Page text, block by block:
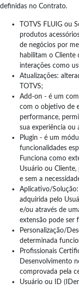
definidas no Contrato.
TOTVS FLUIG ou
produtos
de negócios por
habilitam o Cliente
interações como
Atualizações:
TOTVS;
Add-on - é um
com o objetivo de
performance,
sua experiência ou
Plugin - é um
funcionalidades
Funciona como
Usuário ou
e sem a
Aplicativo/
adquirida pelo
e/ou através de
extensão pode ser
Personalização/
determinada
Profissionais
Desenvolvimento
comprovada pela
Usuário ou ID